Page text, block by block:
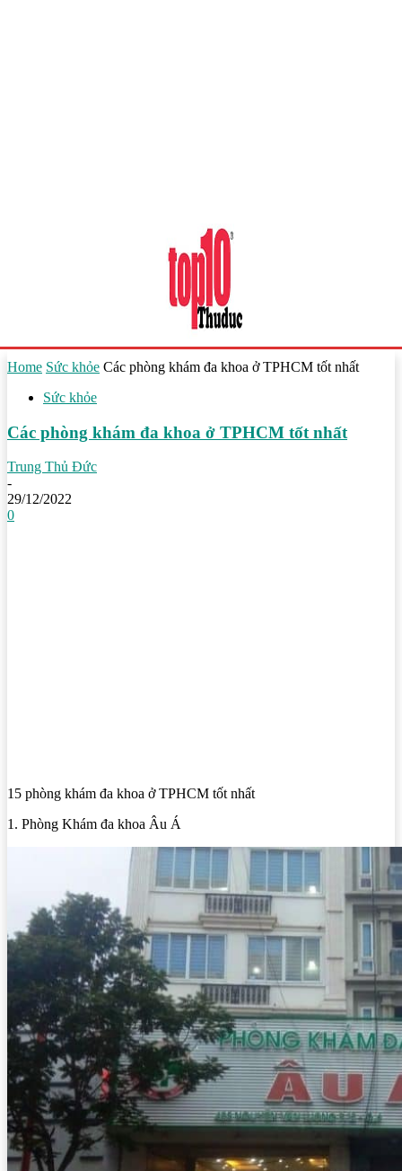
Home Sức khỏe Các phòng khám đa khoa ở TPHCM tốt nhất
Sức khỏe
Các phòng khám đa khoa ở TPHCM tốt nhất
Trung Thủ Đức
-
29/12/2022
0
15 phòng khám đa khoa ở TPHCM tốt nhất
1. Phòng Khám đa khoa Âu Á